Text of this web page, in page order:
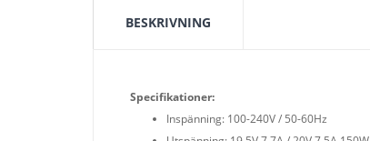
BESKRIVNING
Specifikationer:
Inspänning: 100-240V / 50-60Hz